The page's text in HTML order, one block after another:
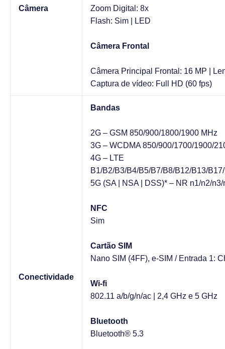
Câmera
Zoom Digital: 8x
Flash: Sim | LED
Câmera Frontal
Câmera Principal Frontal: 16 MP |
Captura de vídeo: Full HD (60 fps)
Conectividade
Bandas
2G – GSM 850/900/1800/1900 MHz
3G – WCDMA 850/900/1700/1900/
4G – LTE
B1/B2/B3/B4/B5/B7/B8/B12/B13/
5G (SA | NSA | DSS)* – NR n1/n2/
NFC
Sim
Cartão SIM
Nano SIM (4FF), e-SIM / Entrada 1:
Wi-fi
802.11 a/b/g/n/ac | 2,4 GHz e 5 GHz
Bluetooth
Bluetooth® 5.3